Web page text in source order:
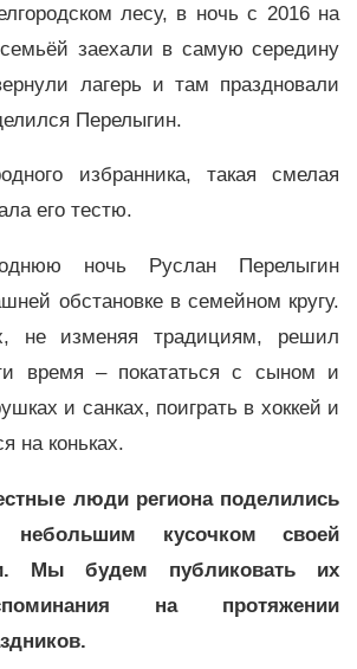
лесу, в ночь с 2016 на
заехали в самую середину
лагерь и там праздновали
Перелыгин.
избранника, такая смелая
его тестю.
ночь Руслан Перелыгин
обстановке в семейном кругу.
не изменяя традициям, решил
время – покататься с сыном и
и санках, поиграть в хоккей и
на коньках.
люди региона поделились
кусочком своей
Мы будем публиковать их
на протяжении